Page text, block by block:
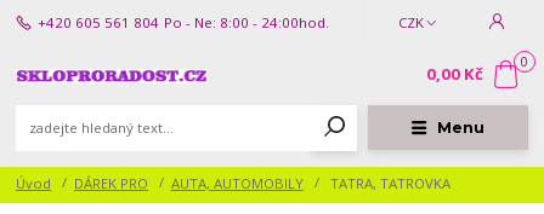
Menu
CZK
+420 605 561 804 Po - Ne: 8:00 - 24:00hod.
0
0,00 Kč
Úvod DÁREK PRO AUTA, AUTOMOBILY TATRA, TATROVKA